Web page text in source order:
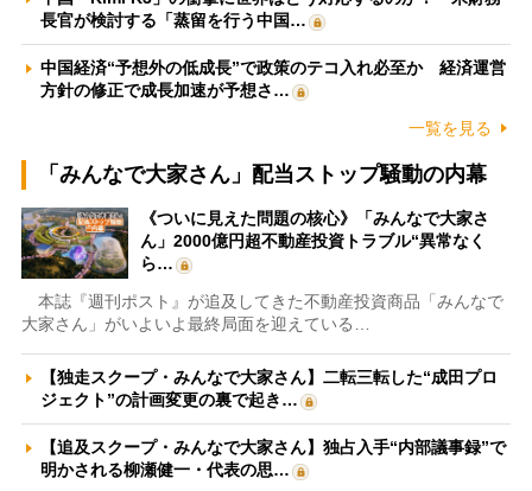
長官が検討する「蒸留を行う中国…
中国経済“予想外の低成長”で政策のテコ入れ必至か 経済運営
方針の修正で成長加速が予想さ…
一覧を見る
「みんなで大家さん」配当ストップ騒動の内幕
《ついに見えた問題の核心》「みんなで大家さ
ん」2000億円超不動産投資トラブル“異常なく
ら…
本誌『週刊ポスト』が追及してきた不動産投資商品「みんなで
大家さん」がいよいよ最終局面を迎えている…
【独走スクープ・みんなで大家さん】二転三転した“成田プロ
ジェクト”の計画変更の裏で起き…
【追及スクープ・みんなで大家さん】独占入手“内部議事録”で
明かされる柳瀬健一・代表の思…